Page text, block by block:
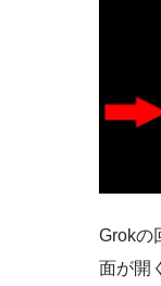
Grokの
面が開